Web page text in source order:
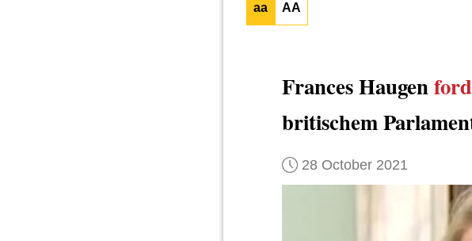
aa AA
Frances Haugen
britischem
28 October 2021